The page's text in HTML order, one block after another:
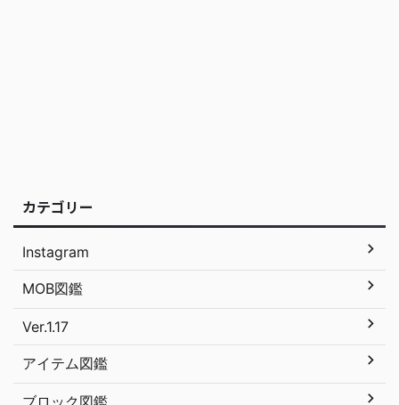
カテゴリー
Instagram
MOB図鑑
Ver.1.17
アイテム図鑑
ブロック図鑑